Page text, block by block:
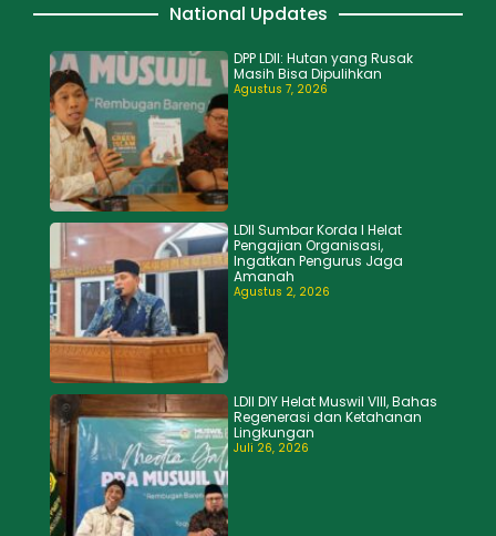
National Updates
DPP LDII: Hutan yang Rusak
Masih Bisa Dipulihkan
Agustus 7, 2026
LDII Sumbar Korda I Helat
Pengajian Organisasi,
Ingatkan Pengurus Jaga
Amanah
Agustus 2, 2026
LDII DIY Helat Muswil VIII, Bahas
Regenerasi dan Ketahanan
Lingkungan
Juli 26, 2026